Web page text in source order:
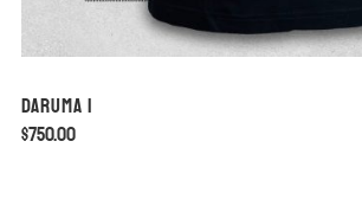
Daruma I
$750.00